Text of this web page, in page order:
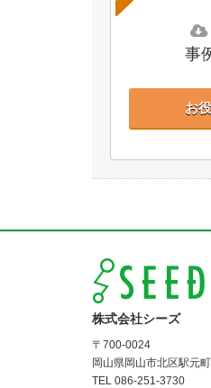
事
お
株式会社シーズ
〒700-0024
岡山県岡山市北区駅元
TEL 086-251-3730